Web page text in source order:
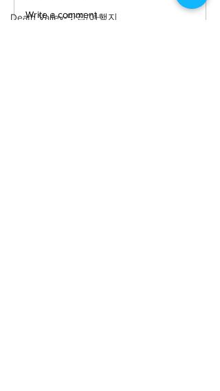
Death Valley-맛집/여행지
[여행지/네바다 Las Vegas/
Write a comment...